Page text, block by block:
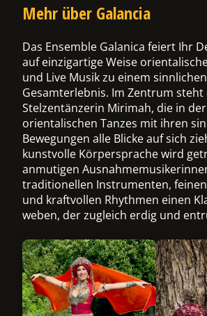
Mehr über Galancia
Das Ensemble Galanica feiert Ihr
auf einzigartige Weise
und Live Musik zu einem sinnlichen
Gesamterlebnis. Im Zentrum steht
Stelzentänzerin Mirimah, die in
orientalischen Tanzes mit ihren
Bewegungen alle Blicke auf sich
kunstvolle Körpersprache wird
anmutigen
traditionellen Instrumenten,
und kraftvollen Rhythmen einen
weben, der zugleich erdig und